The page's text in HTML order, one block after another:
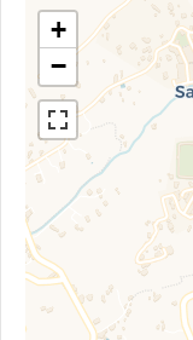
+
−